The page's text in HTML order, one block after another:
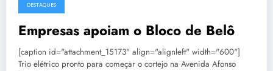
DESTAQUES
Empresas apoiam o Bloco de Belô
[caption id="attachment_15173" align="alignleft" width="600"]
Trio elétrico pronto para começar o cortejo na Avenida Afonso